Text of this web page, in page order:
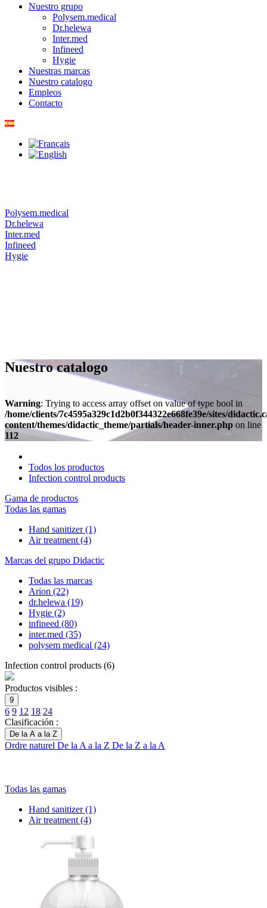
Nuestro grupo
Polysem.medical
Dr.helewa
Inter.med
Infineed
Hygie
Nuestras marcas
Nuestro catalogo
Empleos
Contacto
Polysem.medical
Dr.helewa
Inter.med
Infineed
Hygie
Nuestro catalogo
Warning: Trying to access array offset on value of type bool in
/home/clients/7c4595a329c1d2b0f344322e668fe39e/sites/
content/themes/didactic_theme/partials/header-inner.php on line
112
Todos los productos
Infection control products
Gama de productos
Todas las gamas
Hand sanitizer(1)
Air treatment (4)
Marcas del grupo Didactic
Todas las marcas
Arion (22)
dr.helewa (19)
Hygie (2)
infineed (80)
inter.med (35)
polysem medical (24)
Infection control products (6)
Productos visibles :
9
6 9 12 18 24
Clasificación :
De la A a la Z
Ordre naturel De la A a la Z De la Z a la A
Todas las gamas
Hand sanitizer(1)
Air treatment (4)